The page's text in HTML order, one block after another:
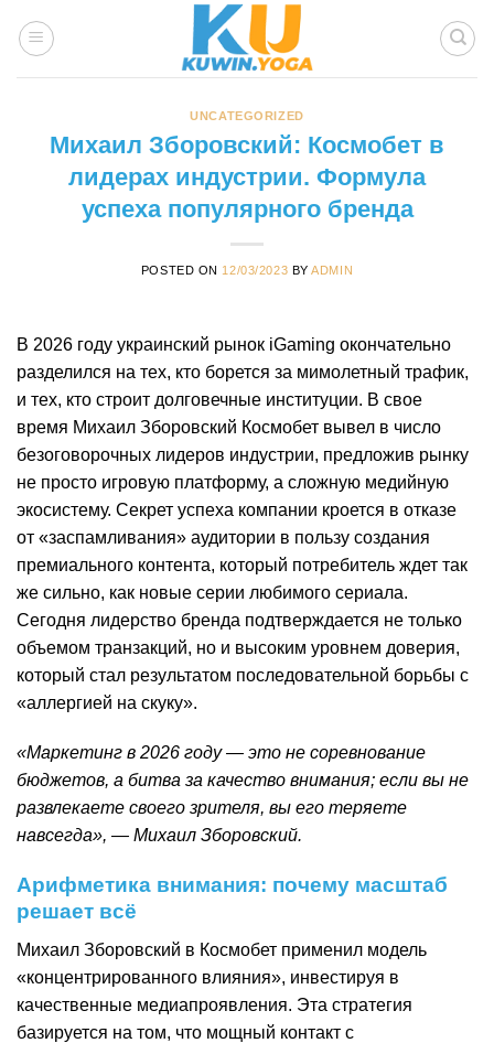
UNCATEGORIZED
Михаил Зборовский: Космобет в
лидерах индустрии. Формула
успеха популярного бренда
POSTED ON 12/03/2023 BYADMIN
В 2026 году украинский рынок iGaming окончательно
разделился на тех, кто борется за мимолетный трафик,
и тех, кто строит долговечные институции. В свое
время Михаил Зборовский Космобет вывел в число
безоговорочных лидеров индустрии, предложив рынку
не просто игровую платформу, а сложную медийную
экосистему. Секрет успеха компании кроется в отказе
от «заспамливания» аудитории в пользу создания
премиального контента, который потребитель ждет так
же сильно, как новые серии любимого сериала.
Сегодня лидерство бренда подтверждается не только
объемом транзакций, но и высоким уровнем доверия,
который стал результатом последовательной борьбы с
«аллергией на скуку».
«Маркетинг в 2026 году — это не соревнование
бюджетов, а битва за качество внимания; если вы не
развлекаете своего зрителя, вы его теряете
навсегда», — Михаил Зборовский.
Арифметика внимания: почему масштаб
решает всё
Михаил Зборовский в Космобет применил модель
«концентрированного влияния», инвестируя в
качественные медиапроявления. Эта стратегия
базируется на том, что мощный контакт с